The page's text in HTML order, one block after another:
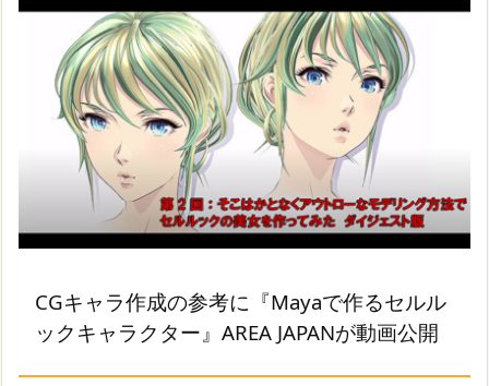
CGキャラ作成の参考に『Mayaで作るセルル
ックキャラクター』AREA JAPANが動画公開